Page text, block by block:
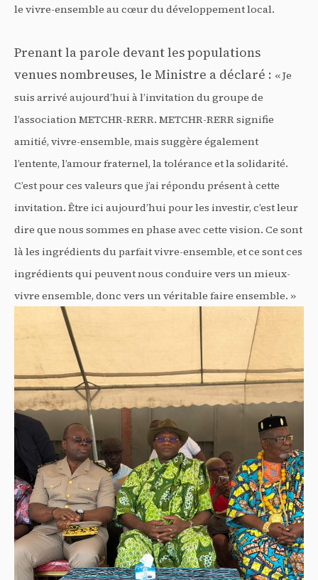
le vivre-ensemble au cœur du développement local.
Prenant la parole devant les populations
venues nombreuses, le Ministre a déclaré : « Je
suis arrivé aujourd’hui à l’invitation du groupe de
l’association METCHR-RERR. METCHR-RERR signifie
amitié, vivre-ensemble, mais suggère également
l’entente, l’amour fraternel, la tolérance et la solidarité.
C’est pour ces valeurs que j’ai répondu présent à cette
invitation. Être ici aujourd’hui pour les investir, c’est leur
dire que nous sommes en phase avec cette vision. Ce sont
là les ingrédients du parfait vivre-ensemble, et ce sont ces
ingrédients qui peuvent nous conduire vers un mieux-
vivre ensemble, donc vers un véritable faire ensemble. »